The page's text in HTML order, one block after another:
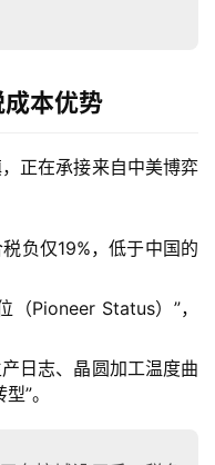
本优势
正在承接来自中美博弈
负仅19%，低于中国的
（Pioneer Status）”，
日志、晶圆加工温度曲
”。